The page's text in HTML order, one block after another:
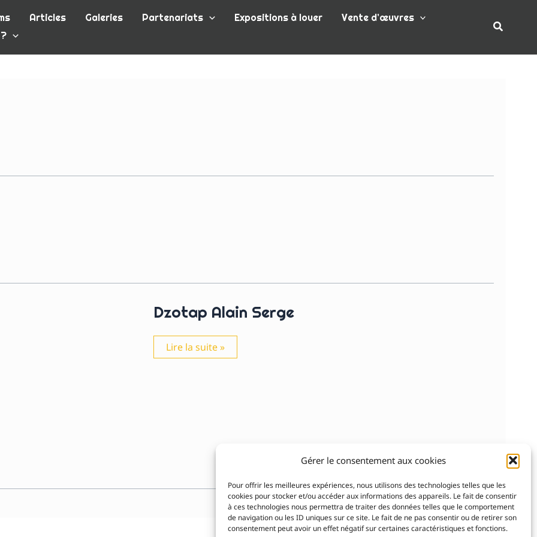
Gérer le consentement aux cookies
Pour offrir les meilleures expériences, nous utilisons des technologies telles que les
cookies pour stocker et/ou accéder aux informations des appareils. Le fait de consentir
à ces technologies nous permettra de traiter des données telles que le comportement
de navigation ou les ID uniques sur ce site. Le fait de ne pas consentir ou de retirer son
consentement peut avoir un effet négatif sur certaines caractéristiques et fonctions.
Articles Galeries Partenariats Expositions à louer
Vente d’œuvres
Dzotap Alain Serge
Dzotap
Alain
Lire la suite »